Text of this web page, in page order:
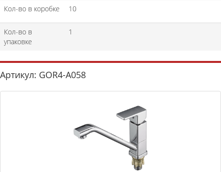
Кол-во в коробке 10
Кол-во в
упаковке
1
Артикул: GOR4-A058